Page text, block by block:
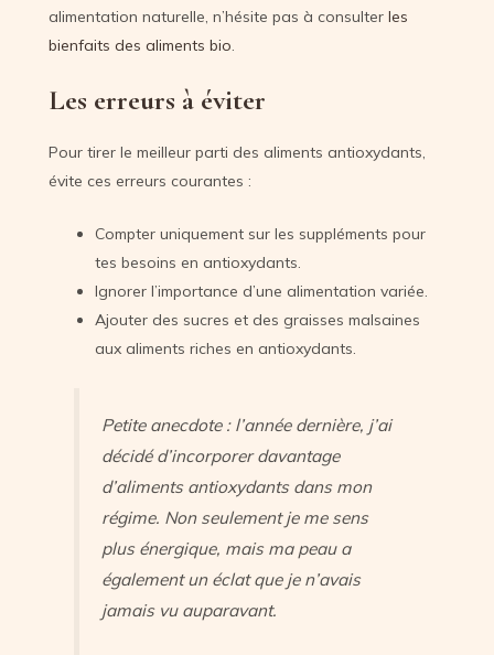
alimentation naturelle, n’hésite pas à consulter les
bienfaits des aliments bio.
Les erreurs à éviter
Pour tirer le meilleur parti des aliments antioxydants,
évite ces erreurs courantes :
Compter uniquement sur les suppléments pour
tes besoins en antioxydants.
Ignorer l’importance d’une alimentation variée.
Ajouter des sucres et des graisses malsaines
aux aliments riches en antioxydants.
Petite anecdote : l’année dernière, j’ai
décidé d’incorporer davantage
d’aliments antioxydants dans mon
régime. Non seulement je me sens
plus énergique, mais ma peau a
également un éclat que je n’avais
jamais vu auparavant.